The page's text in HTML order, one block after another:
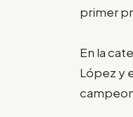
primer
En la
López y